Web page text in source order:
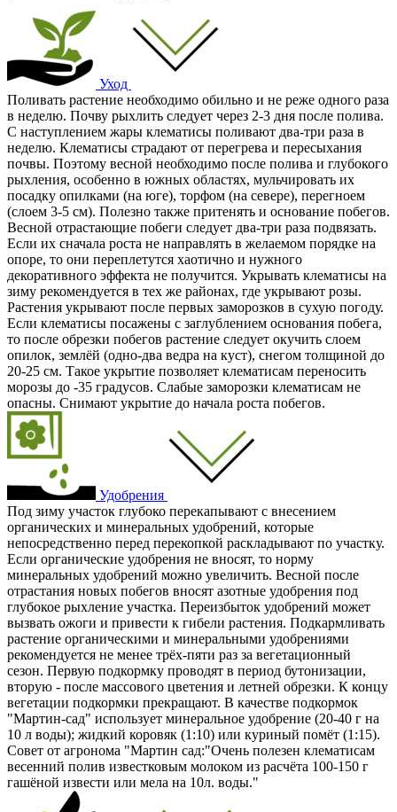
Уход
Поливать растение необходимо обильно и не реже одного раза
в неделю. Почву рыхлить следует через 2-3 дня после полива.
С наступлением жары клематисы поливают два-три раза в
неделю. Клематисы страдают от перегрева и пересыхания
почвы. Поэтому весной необходимо после полива и глубокого
рыхления, особенно в южных областях, мульчировать их
посадку опилками (на юге), торфом (на севере), перегноем
(слоем 3-5 см). Полезно также притенять и основание побегов.
Весной отрастающие побеги следует два-три раза подвязать.
Если их сначала роста не направлять в желаемом порядке на
опоре, то они переплетутся хаотично и нужного
декоративного эффекта не получится. Укрывать клематисы на
зиму рекомендуется в тех же районах, где укрывают розы.
Растения укрывают после первых заморозков в сухую погоду.
Если клематисы посажены с заглублением основания побега,
то после обрезки побегов растение следует окучить слоем
опилок, землёй (одно-два ведра на куст), снегом толщиной до
20-25 см. Такое укрытие позволяет клематисам переносить
морозы до -35 градусов. Слабые заморозки клематисам не
опасны. Снимают укрытие до начала роста побегов.
Удобрения
Под зиму участок глубоко перекапывают с внесением
органических и минеральных удобрений, которые
непосредственно перед перекопкой раскладывают по участку.
Если органические удобрения не вносят, то норму
минеральных удобрений можно увеличить. Весной после
отрастания новых побегов вносят азотные удобрения под
глубокое рыхление участка. Переизбыток удобрений может
вызвать ожоги и привести к гибели растения. Подкармливать
растение органическими и минеральными удобрениями
рекомендуется не менее трёх-пяти раз за вегетационный
сезон. Первую подкормку проводят в период бутонизации,
вторую - после массового цветения и летней обрезки. К концу
вегетации подкормки прекращают. В качестве подкормок
"Мартин-сад" использует минеральное удобрение (20-40 г на
10 л воды); жидкий коровяк (1:10) или куриный помёт (1:15).
Совет от агронома "Мартин сад:"Очень полезен клематисам
весенний полив известковым молоком из расчёта 100-150 г
гашёной извести или мела на 10л. воды."